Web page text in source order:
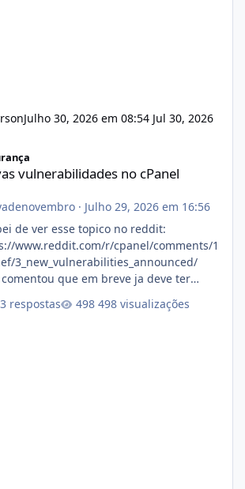
Julho 30, 2026 em 08:54 Jul 30, 2026
no cPanel
vulnerabilidades no cPanel
· Julho 29, 2026 em 16:56
de ver esse topico no reddit:
www.reddit.com/r/cpanel/comments/1
3_new_vulnerabilities_announced/
comentou que em breve ja deve ter
3 respostas 498 visualizações